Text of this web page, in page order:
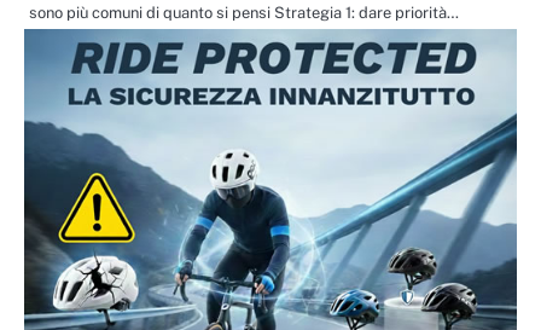
sono più comuni di quanto si pensi Strategia 1: dare priorità…